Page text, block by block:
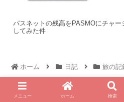
パスネットの残高をPASMOにチャー
してみた件
ホーム 日記 旅の記
メニュー ホーム 検索